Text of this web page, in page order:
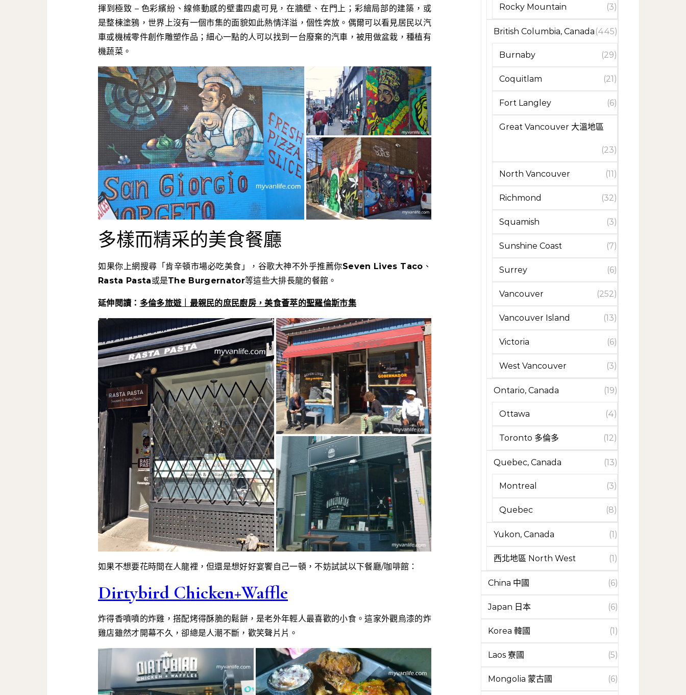
揮到極致 – 色彩繽紛、線條動感的壁畫四處可見，在牆壁、在門上；彩繪局部的建築，或
是整棟塗鴉，世界上沒有一個市集的面貌如此熱情洋溢，個性奔放。偶爾可以看見居民以汽
車或機械零件創作雕塑作品；細心一點的人可以找到一台廢棄的汽車，被用做盆栽，種植有
機蔬菜。
多樣而精采的美食餐廳
如果你上網搜尋「肯辛頓市場必吃美食」，谷歌大神不外乎推薦你Seven Lives Taco 、
Rasta Pasta或是The Burgernator等這些大排長龍的餐館。
延伸閱讀： 多倫多旅遊｜最親民的庶民廚房，美食薈萃的聖羅倫斯市集
如果不想要花時間在人龍裡，但還是想好好宴饗自己一頓，不妨試試以下餐廳/咖啡館：
Dirtybird Chicken+Waffle
炸得香噴噴的炸雞，搭配烤得酥脆的鬆餅，是老外年輕人最喜歡的小食。這家外觀烏漆的炸
雞店雖然才開幕不久，卻總是人潮不斷，歡笑聲片片。
Rocky Mountain (3)
British Columbia, Canada (445)
Burnaby (29)
Coquitlam (21)
Fort Langley (6)
Great Vancouver 大溫地區
(23)
North Vancouver (11)
Richmond (32)
Squamish (3)
Sunshine Coast (7)
Surrey (6)
Vancouver (252)
Vancouver Island (13)
Victoria (6)
West Vancouver (3)
Ontario, Canada (19)
Ottawa (4)
Toronto 多倫多 (12)
Quebec, Canada (13)
Montreal (3)
Quebec (8)
Yukon, Canada (1)
西北地區 North West (1)
China 中國 (6)
Japan 日本 (6)
Korea 韓國 (1)
Laos 寮國 (5)
Mongolia 蒙古國 (6)